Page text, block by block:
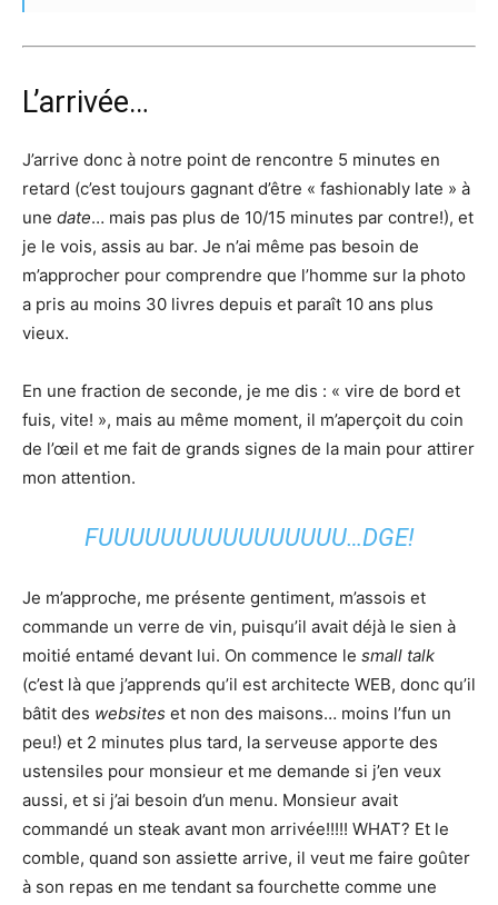
L’arrivée…
J’arrive donc à notre point de rencontre 5 minutes en
retard (c’est toujours gagnant d’être « fashionably late » à
une date… mais pas plus de 10/15 minutes par contre!), et
je le vois, assis au bar. Je n’ai même pas besoin de
m’approcher pour comprendre que l’homme sur la photo
a pris au moins 30 livres depuis et paraît 10 ans plus
vieux.
En une fraction de seconde, je me dis : « vire de bord et
fuis, vite! », mais au même moment, il m’aperçoit du coin
de l’œil et me fait de grands signes de la main pour attirer
mon attention.
FUUUUUUUUUUUUUUUU…DGE!
Je m’approche, me présente gentiment, m’assois et
commande un verre de vin, puisqu’il avait déjà le sien à
moitié entamé devant lui. On commence le small talk
(c’est là que j’apprends qu’il est architecte WEB, donc qu’il
bâtit des websites et non des maisons… moins l’fun un
peu!) et 2 minutes plus tard, la serveuse apporte des
ustensiles pour monsieur et me demande si j’en veux
aussi, et si j’ai besoin d’un menu. Monsieur avait
commandé un steak avant mon arrivée!!!!! WHAT? Et le
comble, quand son assiette arrive, il veut me faire goûter
à son repas en me tendant sa fourchette comme une